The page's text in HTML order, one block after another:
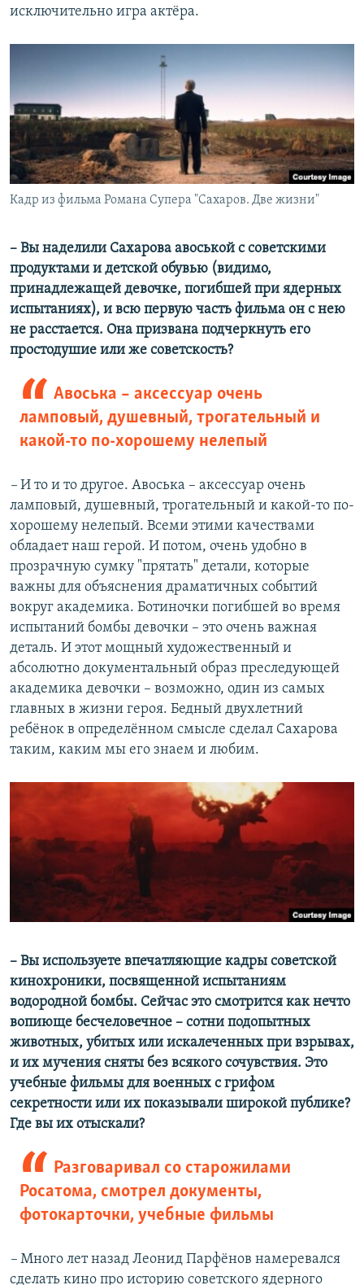
исключительно игра актёра.
Кадр из фильма Романа Супера "Сахаров. Две жизни"
–​ Вы наделили Сахарова авоськой с советскими
продуктами и детской обувью (видимо,
принадлежащей девочке, погибшей при ядерных
испытаниях), и всю первую часть фильма он с нею
не расстается. Она призвана подчеркнуть его
простодушие или же советскость?
Авоська – аксессуар очень
ламповый, душевный, трогательный и
какой-то по-хорошему нелепый
–​ И то и то другое. Авоська – аксессуар очень
ламповый, душевный, трогательный и какой-то по-
хорошему нелепый. Всеми этими качествами
обладает наш герой. И потом, очень удобно в
прозрачную сумку "прятать" детали, которые
важны для объяснения драматичных событий
вокруг академика. Ботиночки погибшей во время
испытаний бомбы девочки – это очень важная
деталь. И этот мощный художественный и
абсолютно документальный образ преследующей
академика девочки – возможно, один из самых
главных в жизни героя. Бедный двухлетний
ребёнок в определённом смысле сделал Сахарова
таким, каким мы его знаем и любим.
–​ Вы используете впечатляющие кадры советской
кинохроники, посвященной испытаниям
водородной бомбы. Сейчас это смотрится как нечто
вопиюще бесчеловечное – сотни подопытных
животных, убитых или искалеченных при взрывах,
и их мучения сняты без всякого сочувствия. Это
учебные фильмы для военных с грифом
секретности или их показывали широкой публике?
Где вы их отыскали?
Разговаривал со старожилами
Росатома, смотрел документы,
фотокарточки, учебные фильмы
–​ Много лет назад Леонид Парфёнов намеревался
сделать кино про историю советского ядерного